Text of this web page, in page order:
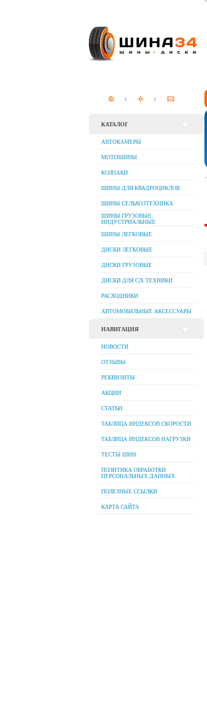
КАТАЛОГ
АВТОКАМЕРЫ
МОТОШИНЫ
КОЛПАКИ
ШИНЫ ДЛЯ КВАДРОЦИКЛОВ
ШИНЫ СЕЛЬХОЗТЕХНИКА
ШИНЫ ГРУЗОВЫЕ,
ИНДУСТРИАЛЬНЫЕ
ШИНЫ ЛЕГКОВЫЕ
ДИСКИ ЛЕГКОВЫЕ
ДИСКИ ГРУЗОВЫЕ
ДИСКИ ДЛЯ C|Х ТЕХНИКИ
РАСХОДНИКИ
АВТОМОБИЛЬНЫЕ АКСЕССУАРЫ
НАВИГАЦИЯ
НОВОСТИ
ОТЗЫВЫ
РЕКВИЗИТЫ
АКЦИИ
СТАТЬИ
ТАБЛИЦА ИНДЕКСОВ СКОРОСТИ
ТАБЛИЦА ИНДЕКСОВ НАГРУЗКИ
ТЕСТЫ ШИН
ПОЛИТИКА ОБРАБОТКИ
ПЕРСОНАЛЬНЫХ ДАННЫХ
ПОЛЕЗНЫЕ ССЫЛКИ
КАРТА САЙТА